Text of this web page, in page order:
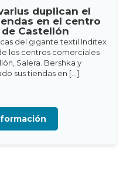
duplican el
en el centro
Castellón
del gigante textil Inditex
los centros comerciales
Salera. Bershka y
sus tiendas en […]